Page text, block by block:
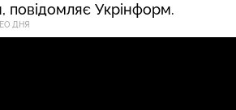
повідомляє Укрінформ.
ДНЯ